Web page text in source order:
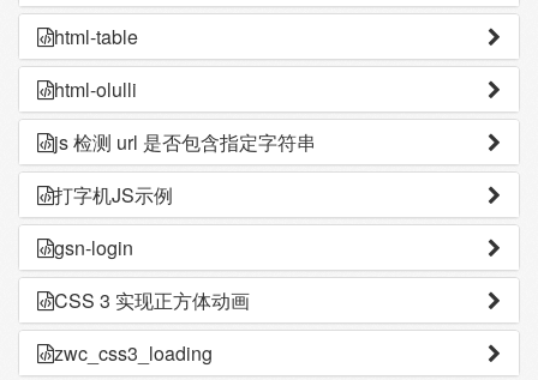
html-table
html-olulli
js 检测 url 是否包含指定字符串
打字机JS示例
gsn-login
CSS 3 实现正方体动画
zwc_css3_loading